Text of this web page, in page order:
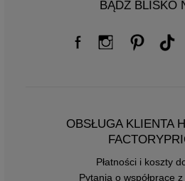
BĄDŹ BLISKO
OBSŁUGA KLIENTA
Płatności i koszty
Pytania o współpracę